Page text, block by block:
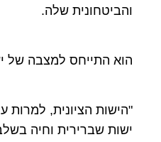
והביטחונית שלה.
הוא התייחס למצבה של
"הישות הציונית, למרות
ישות שברירית וחיה